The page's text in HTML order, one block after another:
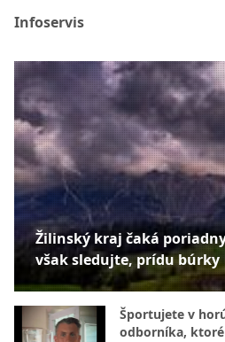
Infoservis
Žilinský kraj čaká
však sledujte, prídu búrky
Športujete v
odborníka,